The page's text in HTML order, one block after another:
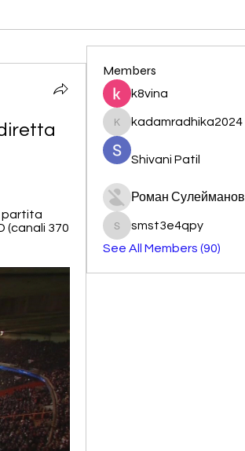
partita
(canali 370
Members
k8vina
kadamradhika2024
kadamradhika2024
Shivani Patil
Роман Сулейманов
smst3e4qpy
smst3e4qpy
See All Members (90)